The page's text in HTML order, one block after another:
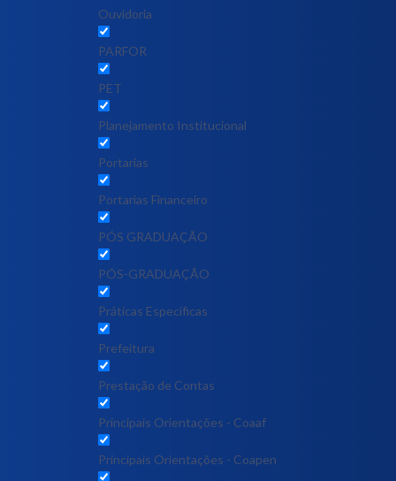
Ouvidoria
PARFOR
PET
Planejamento Institucional
Portarias
Portarias Financeiro
PÓS GRADUAÇÃO
PÓS-GRADUAÇÃO
Práticas Específicas
Prefeitura
Prestação de Contas
Principais Orientações - Coaaf
Principais Orientações - Coapen